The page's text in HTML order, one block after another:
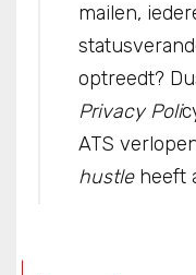
mailen,
optreedt?
Privacy Poli
ATS
hustleheeft